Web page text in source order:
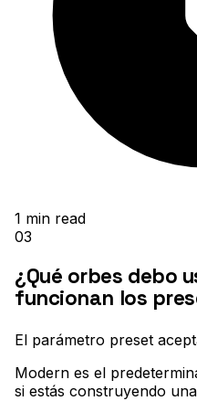
1 min read
03
¿Qué orbes debo
funcionan los
El parámetro preset
Modern es el
si estás construyendo